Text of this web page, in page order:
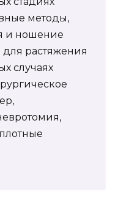
методы,
и ношение
растяжения
случаях